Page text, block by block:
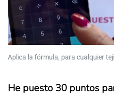
Aplica la fórmula, para cualquier
He puesto 30 puntos